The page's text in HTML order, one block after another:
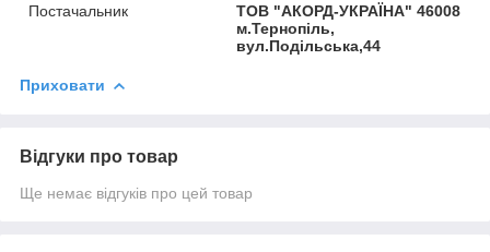
Постачальник
ТОВ "АКОРД-УКРАЇНА" 46008
м.Тернопіль,
вул.Подільська,44
Приховати
Відгуки про товар
Ще немає відгуків про цей товар